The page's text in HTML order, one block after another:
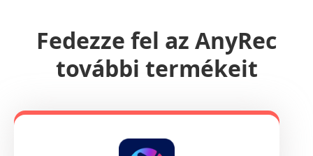
Fedezze fel az AnyRec
további termékeit